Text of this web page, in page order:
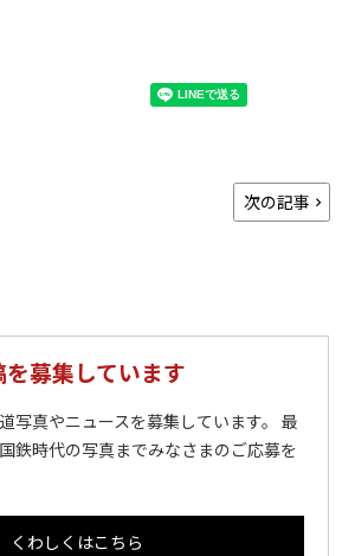
次の記事
募集しています
写真やニュースを募集しています。 最
鉄時代の写真までみなさまのご応募を
くわしくはこちら